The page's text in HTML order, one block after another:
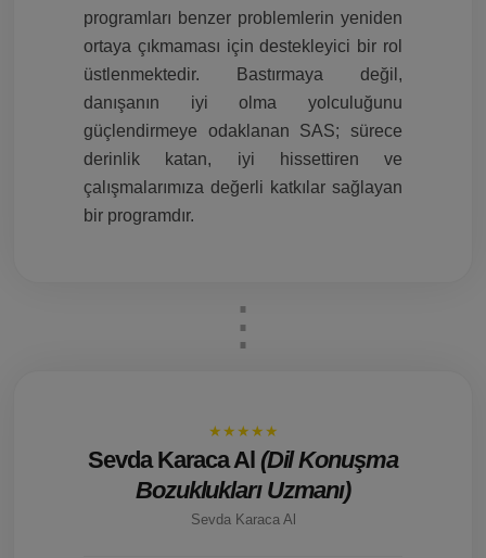
programları benzer problemlerin yeniden
ortaya çıkmaması için destekleyici bir rol
üstlenmektedir. Bastırmaya değil,
danışanın iyi olma yolculuğunu
güçlendirmeye odaklanan SAS; sürece
derinlik katan, iyi hissettiren ve
çalışmalarımıza değerli katkılar sağlayan
bir programdır.
★★★★★
Sevda Karaca Al (Dil Konuşma
Bozuklukları Uzmanı)
Sevda Karaca Al